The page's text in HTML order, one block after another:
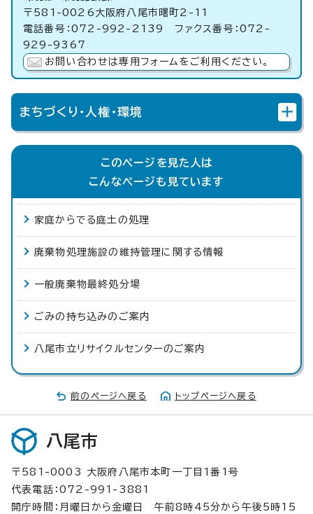
〒581-0026大阪府八尾市曙町2-11
電話番号：072-992-2139 ファクス番号：072-
929-9367
お問い合わせは専用フォームをご利用ください。
まちづくり・人権・環境
このページを見た人は
こんなページも見ています
家庭からでる庭土の処理
廃棄物処理施設の維持管理に関する情報
一般廃棄物最終処分場
ごみの持ち込みのご案内
八尾市立リサイクルセンターのご案内
前のページへ戻る トップページへ戻る
八尾市
〒581-0003 大阪府八尾市本町一丁目1番1号
代表電話：072-991-3881
開庁時間：月曜日から金曜日 午前8時45分から午後5時15